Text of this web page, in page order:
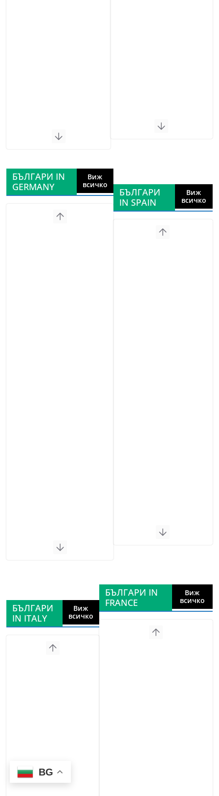
БЪЛГАРИ IN
GERMANY
Виж
всичко
БЪЛГАРИ
IN SPAIN
Виж
всичко
БЪЛГАРИ
IN ITALY
Виж
всичко
БЪЛГАРИ IN
FRANCE
Виж
всичко
BG